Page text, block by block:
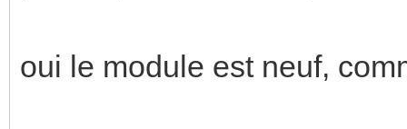
oui le module est neuf,